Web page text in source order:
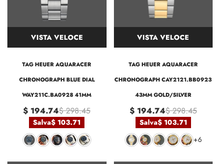
VISTA VELOCE
TAG HEUER AQUARACER
CHRONOGRAPH BLUE DIAL
WAY211C.BA0928 41MM
$ 194.74$ 298.45
Salva$ 103.71
VISTA VELOCE
TAG HEUER AQUARACER
CHRONOGRAPH CAY2121.BB0923
43MM GOLD/SILVER
$ 194.74$ 298.45
Salva$ 103.71
+6